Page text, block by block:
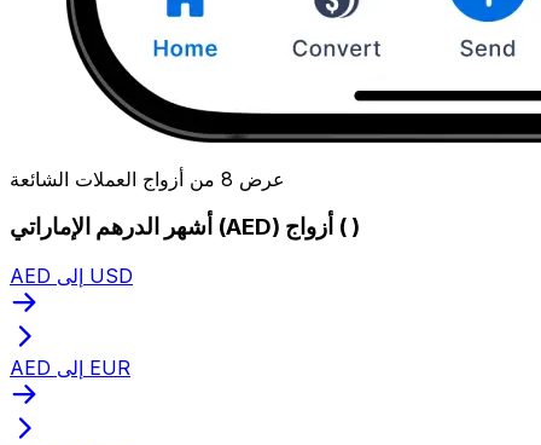
عرض 8 من أزواج العملات الشائعة
أشهر الدرهم الإماراتي (AED) أزواج ( )
AED إلى USD
AED إلى EUR